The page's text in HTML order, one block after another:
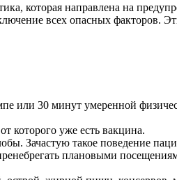
которая направлена на
всех опасных факторов.
или 30 минут умеренной
которого уже есть вакцина.
Зачастую такое поведение
плановыми